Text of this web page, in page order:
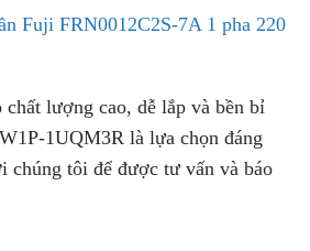
Fuji FRN0012C2S-7A 1 pha 220
chất lượng cao, dễ lắp và bền bỉ
1UQM3R là lựa chọn đáng
chúng tôi để được tư vấn và báo